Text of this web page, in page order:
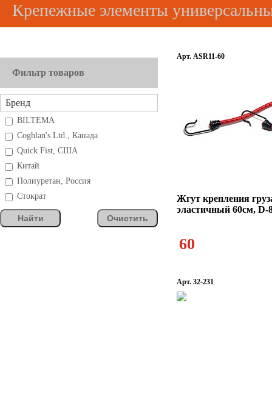
Крепежные элементы
Фильтр товаров
Бренд
BILTEMA
Coghlan's Ltd., Канада
Quick Fist, США
Китай
Полиуретан, Россия
Стократ
Найти Очистить
Арт. ASR11-60
Жгут крепления
эластичный 60см,
60
Арт. 32-231